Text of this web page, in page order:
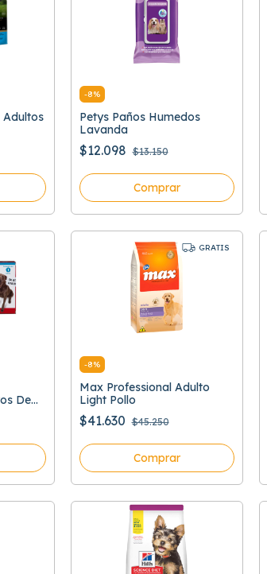
Adultos
-8%
Petys Paños Humedos
Lavanda
$12.098 $13.150
Comprar
De
GRATIS
-8%
Max Professional Adulto
Light Pollo
$41.630 $45.250
Comprar